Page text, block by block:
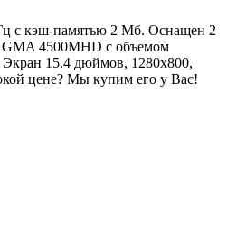
с кэш-памятью 2 Мб. Оснащен 2
GMA 4500MHD с объемом
15.4 дюймов, 1280x800,
цене? Мы купим его у Вас!